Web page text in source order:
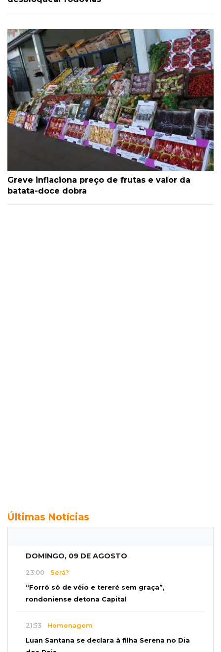
Greve inflaciona preço de frutas e valor da
batata-doce dobra
Últimas Notícias
DOMINGO, 09 DE AGOSTO
23:00 Será?
“Forró só de véio e tereré sem graça”,
rondoniense detona Capital
21:53 Homenagem
Luan Santana se declara à filha Serena no Dia